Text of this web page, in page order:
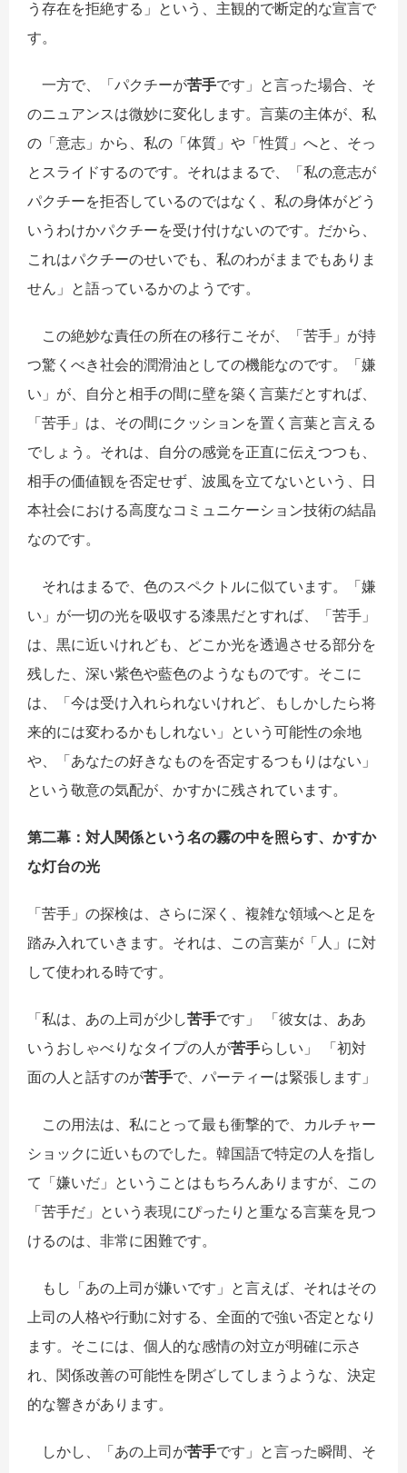
う存在を拒絶する」という、主観的で断定的な宣言で
す。
一方で、「パクチーが苦手です」と言った場合、そ
のニュアンスは微妙に変化します。言葉の主体が、私
の「意志」から、私の「体質」や「性質」へと、そっ
とスライドするのです。それはまるで、「私の意志が
パクチーを拒否しているのではなく、私の身体がどう
いうわけかパクチーを受け付けないのです。だから、
これはパクチーのせいでも、私のわがままでもありま
せん」と語っているかのようです。
この絶妙な責任の所在の移行こそが、「苦手」が持
つ驚くべき社会的潤滑油としての機能なのです。「嫌
い」が、自分と相手の間に壁を築く言葉だとすれば、
「苦手」は、その間にクッションを置く言葉と言える
でしょう。それは、自分の感覚を正直に伝えつつも、
相手の価値観を否定せず、波風を立てないという、日
本社会における高度なコミュニケーション技術の結晶
なのです。
それはまるで、色のスペクトルに似ています。「嫌
い」が一切の光を吸収する漆黒だとすれば、「苦手」
は、黒に近いけれども、どこか光を透過させる部分を
残した、深い紫色や藍色のようなものです。そこに
は、「今は受け入れられないけれど、もしかしたら将
来的には変わるかもしれない」という可能性の余地
や、「あなたの好きなものを否定するつもりはない」
という敬意の気配が、かすかに残されています。
第二幕： 対人関係という名の霧の中を照らす、かすか
な灯台の光
「苦手」の探検は、さらに深く、複雑な領域へと足を
踏み入れていきます。それは、この言葉が「人」に対
して使われる時です。
「私は、あの上司が少し苦手です」 「彼女は、ああ
いうおしゃべりなタイプの人が苦手らしい」 「初対
面の人と話すのが苦手で、パーティーは緊張します」
この用法は、私にとって最も衝撃的で、カルチャー
ショックに近いものでした。韓国語で特定の人を指し
て「嫌いだ」ということはもちろんありますが、この
「苦手だ」という表現にぴったりと重なる言葉を見つ
けるのは、非常に困難です。
もし「あの上司が嫌いです」と言えば、それはその
上司の人格や行動に対する、全面的で強い否定となり
ます。そこには、個人的な感情の対立が明確に示さ
れ、関係改善の可能性を閉ざしてしまうような、決定
的な響きがあります。
しかし、「あの上司が苦手です」と言った瞬間、そ